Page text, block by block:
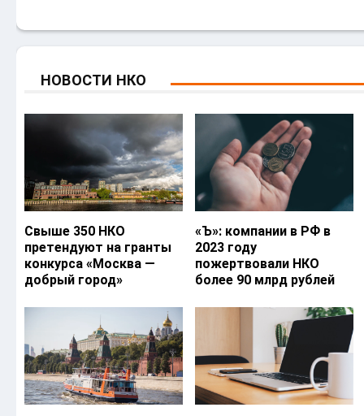
НОВОСТИ НКО
Свыше 350 НКО
претендуют на гранты
конкурса «Москва —
добрый город»
«Ъ‎»: компании в РФ в
2023 году
пожертвовали НКО
более 90 млрд рублей